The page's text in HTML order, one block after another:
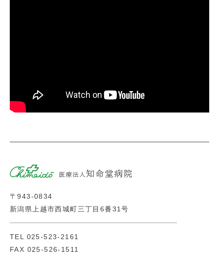
〒943-0834
新潟県上越市西城町三丁目6番31号
TEL 025-523-2161
FAX 025-526-1511